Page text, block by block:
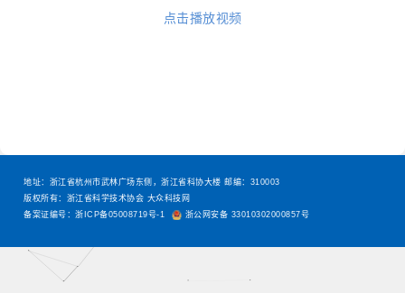
点击播放视频
地址：浙江省杭州市武林广场东侧，浙江省科协大楼 邮编：310003
版权所有：浙江省科学技术协会 大众科技网
备案证编号：浙ICP备05008719号-1
浙公网安备 33010302000857号